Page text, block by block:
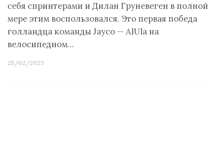
себя спринтерами и Дилан Груневеген в полной
мере этим воспользовался. Это первая победа
голландца команды Jayco — AlUla на
велосипедном…
25/02/2023